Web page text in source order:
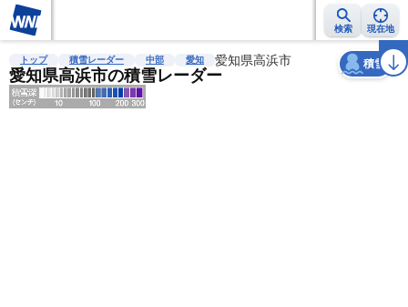
検索 現在地
雨雲レーダー 台風情報 地震情報 警報・注意報 2週間天気 ラ
トップ 積雪レーダー 中部 愛知 愛知県高浜市
愛知県高浜市の積雪レーダー
積雪
天気 台風